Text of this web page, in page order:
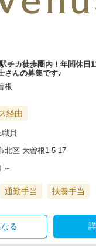
チカ徒歩圏内！年間休日
さんの募集です♪
根
経由
員
北区 大曽根1-5-17
～
通勤手当 扶養手当
る